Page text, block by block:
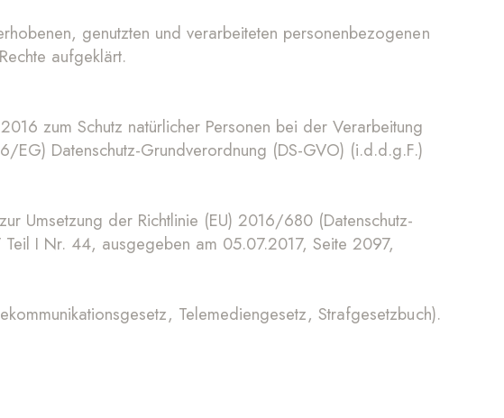
genutzten und verarbeiteten personenbezogenen
aufgeklärt.
zum Schutz natürlicher Personen bei der Verarbeitung
Datenschutz-Grundverordnung (DS-GVO) (i.d.d.g.F.)
Umsetzung der Richtlinie (EU) 2016/680 (Datenschutz-
Teil I Nr. 44, ausgegeben am 05.07.2017, Seite 2097,
Telemediengesetz, Strafgesetzbuch).